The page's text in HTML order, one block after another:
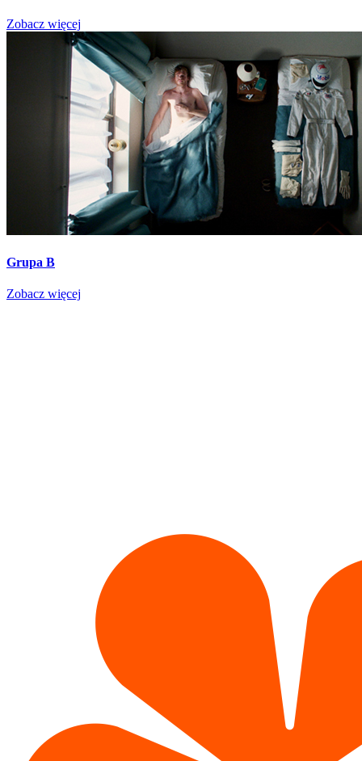
Zobacz więcej
Grupa B
Zobacz więcej